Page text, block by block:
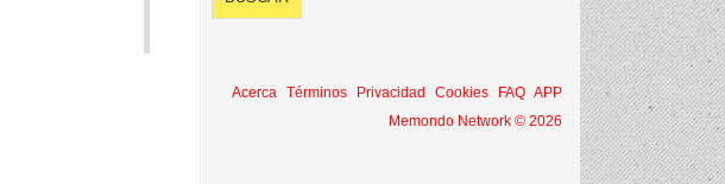
Acerca Términos Privacidad Cookies FAQ APP
Memondo Network © 2026